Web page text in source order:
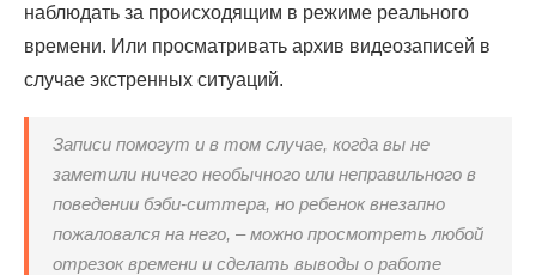
наблюдать за происходящим в режиме реального
времени. Или просматривать архив видеозаписей в
случае экстренных ситуаций.
Записи помогут и в том случае, когда вы не
заметили ничего необычного или неправильного в
поведении бэби-ситтера, но ребенок внезапно
пожаловался на него, – можно просмотреть любой
отрезок времени и сделать выводы о работе